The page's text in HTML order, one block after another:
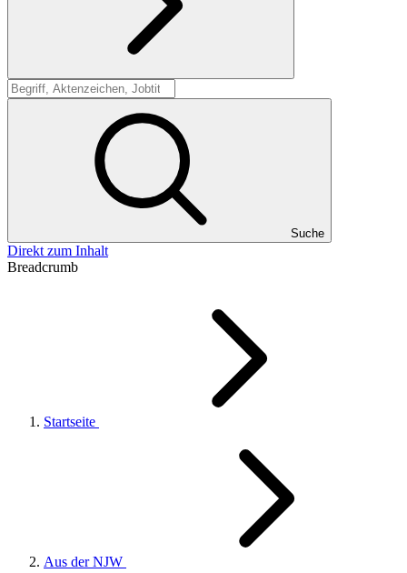
Suche
Suche
Direkt zum Inhalt
Breadcrumb
Startseite
Aus der NJW